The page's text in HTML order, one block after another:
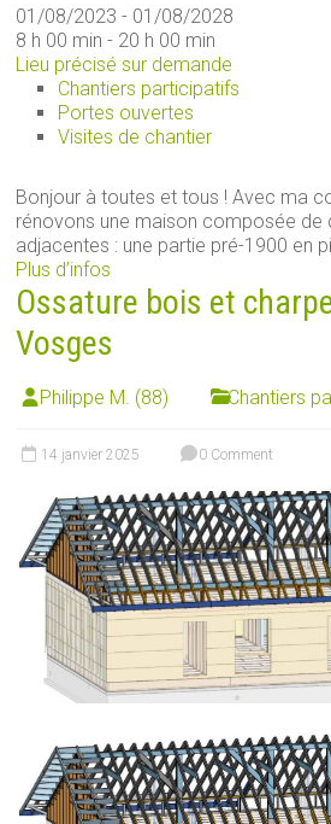
01/08/2023 - 01/08/2028
8 h 00 min - 20 h 00 min
Lieu précisé sur demande
Chantiers participatifs
Portes ouvertes
Visites de chantier
Bonjour à toutes et tous ! Avec ma
rénovons une maison composée de
adjacentes : une partie pré-1900 en
Plus d’infos
Ossature bois et
Vosges
Philippe M. (88) Chantiers
14 janvier 2025 0 Comment